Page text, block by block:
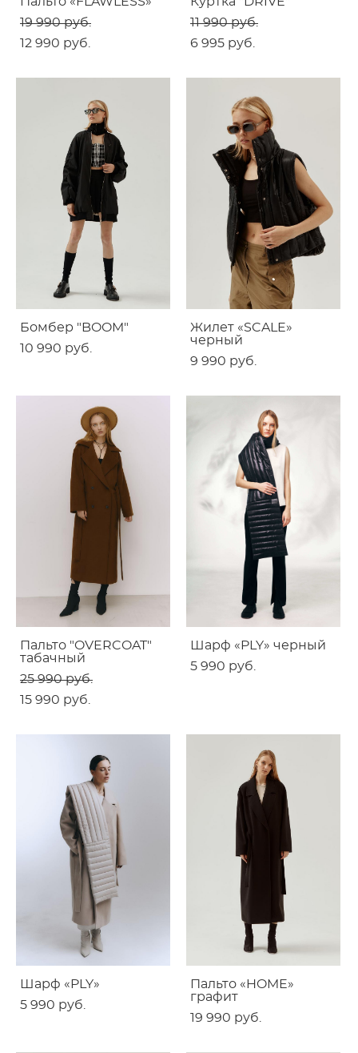
19 990 pуб.
12 990 pуб.
11 990 pуб.
6 995 pуб.
Бомбер "BOOM"
10 990 pуб.
Жилет «SCALE»
черный
9 990 pуб.
Пальто "OVERCOAT"
табачный
25 990 pуб.
15 990 pуб.
Шарф «PLY» черный
5 990 pуб.
Шарф «PLY»
5 990 pуб.
Пальто «HOME»
графит
19 990 pуб.